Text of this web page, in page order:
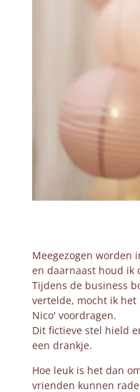
Meegezogen worden
en daarnaast houd ik
Tijdens de business
vertelde, mocht ik het
Nico' voordragen.
Dit fictieve stel hield
een drankje.
Hoe leuk is het dan
vrienden kunnen